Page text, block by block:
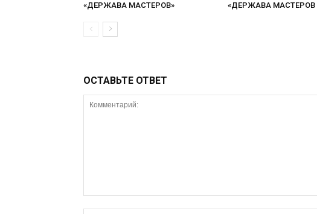
«ДЕРЖАВА МАСТЕРОВ»
«ДЕРЖАВА МАСТЕРОВ
ОСТАВЬТЕ ОТВЕТ